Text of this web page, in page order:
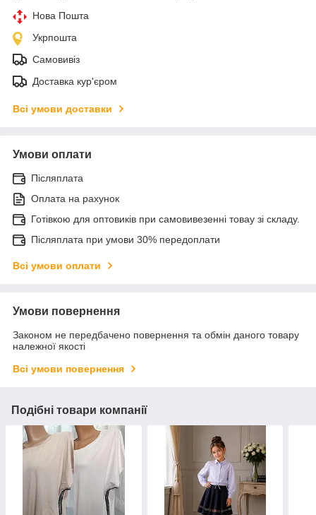
Нова Пошта
Укрпошта
Самовивіз
Доставка кур'єром
Всі умови доставки
Умови оплати
Післяплата
Оплата на рахунок
Готівкою для оптовиків при самовивезенні товау зі складу.
Післяплата при умови 30% передоплати
Всі умови оплати
Умови повернення
Законом не передбачено повернення та обмін даного товару
належної якості
Всі умови повернення
Подібні товари компанії